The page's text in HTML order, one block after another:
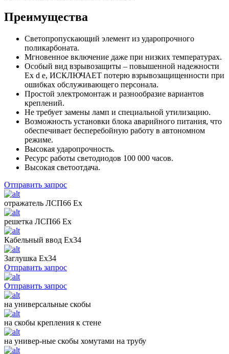
Преимущества
Светопропускающий элемент из ударопрочного
поликарбоната.
Мгновенное включение даже при низких температурах.
Особый вид взрывозащиты – повышенной надежности
Ех d e, ИСКЛЮЧАЕТ потерю взрывозащищенности при
ошибках обслуживающего персонала.
Простой электромонтаж и разнообразие вариантов
креплений.
Не требует замены ламп и специальной утилизацию.
Возможность установки блока аварийного питания, что
обеспечивает бесперебойную работу в автономном
режиме.
Высокая ударопрочность.
Ресурс работы светодиодов 100 000 часов.
Высокая светоотдача.
Отправить запрос
отражатель ЛСП66 Ех
решетка ЛСП66 Ех
Кабельный ввод Ех34
Заглушка Ех34
Отправить запрос
Отправить запрос
на универсальные скобы
на скобы крепления к стене
на универ-ные скобы хомутами на трубу